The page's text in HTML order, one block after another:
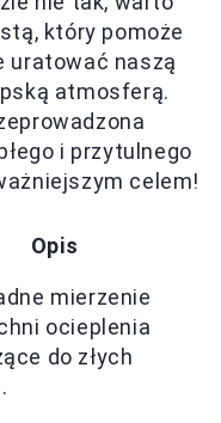
który pomoże
uratować naszą
atmosferą.
i przytulnego
celem!
Opis
mierzenie
ocieplenia
do złych